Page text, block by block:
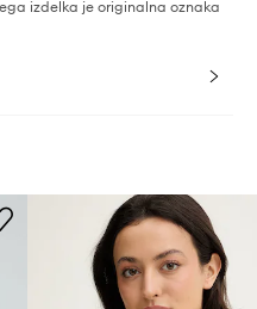
izdelka je originalna oznaka